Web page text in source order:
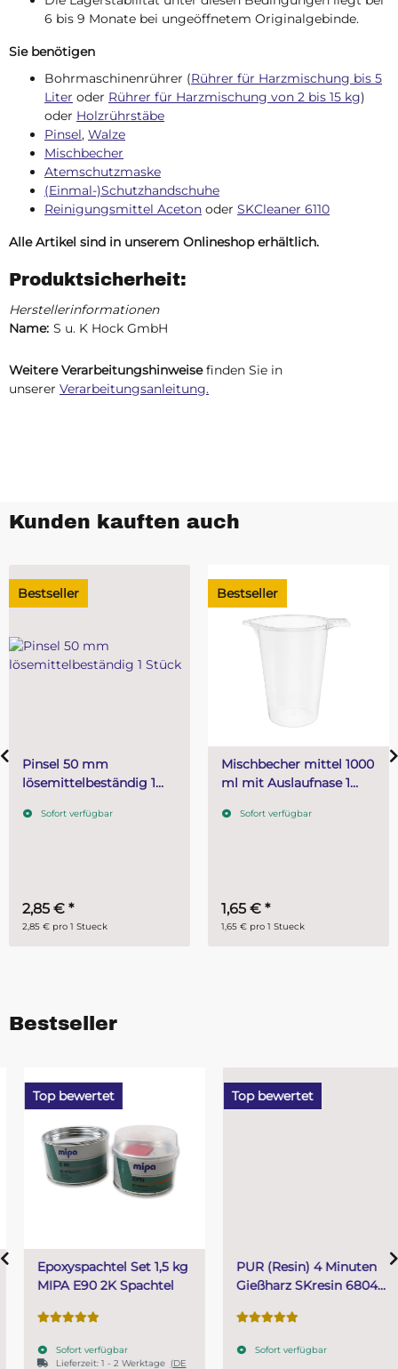
6 bis 9 Monate bei ungeöffnetem Originalgebinde.
Sie benötigen
Bohrmaschinenrührer (Rührer für Harzmischung bis 5
Liter oder Rührer für Harzmischung von 2 bis 15 kg)
oder Holzrührstäbe
Pinsel, Walze
Mischbecher
Atemschutzmaske
(Einmal-)Schutzhandschuhe
Reinigungsmittel Aceton oder SKCleaner 6110
Alle Artikel sind in unserem Onlineshop erhältlich.
Produktsicherheit:
Herstellerinformationen
Name: S u. K Hock GmbH
Weitere Verarbeitungshinweisefinden Sie in
unserer Verarbeitungsanleitung.
Kunden kauften auch
Bestseller
Pinsel 50 mm
lösemittelbeständig 1
Sofort verfügbar
2,85 € *
2,85 € pro 1 Stueck
Bestseller
Mischbecher mittel 1000
ml mit Auslaufnase 1
Sofort verfügbar
1,65 € *
1,65 € pro 1 Stueck
Bestseller
Top bewertet
Epoxyspachtel Set 1,5 kg
MIPA E90 2K Spachtel
Sofort verfügbar
Lieferzeit:1 - 2 Werktage(DE
Top bewertet
PUR (Resin) 4 Minuten
Gießharz SKresin 6804
Sofort verfügbar